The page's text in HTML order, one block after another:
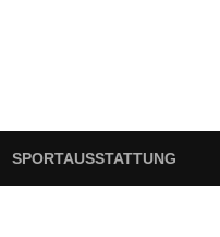
SPORTAUSSTATTUNG